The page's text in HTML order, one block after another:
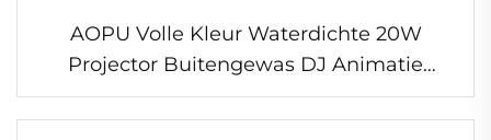
AOPU Volle Kleur Waterdichte 20W
Projector Buitengewas DJ Animatie
Laserlicht